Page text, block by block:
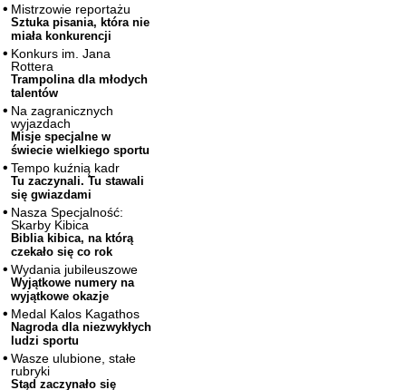
Mistrzowie reportażu
Sztuka pisania, która nie
miała konkurencji
Konkurs im. Jana
Rottera
Trampolina dla młodych
talentów
Na zagranicznych
wyjazdach
Misje specjalne w
świecie wielkiego sportu
Tempo kuźnią kadr
Tu zaczynali. Tu stawali
się gwiazdami
Nasza Specjalność:
Skarby Kibica
Biblia kibica, na którą
czekało się co rok
Wydania jubileuszowe
Wyjątkowe numery na
wyjątkowe okazje
Medal Kalos Kagathos
Nagroda dla niezwykłych
ludzi sportu
Wasze ulubione, stałe
rubryki
Stąd zaczynało się